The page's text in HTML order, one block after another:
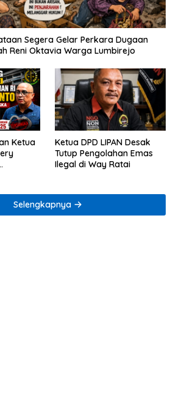
Segera Gelar Perkara Dugaan
Reni Oktavia Warga Lumbirejo
Ketua
Ketua DPD LIPAN Desak
Tutup Pengolahan Emas
Ilegal di Way Ratai
Selengkapnya